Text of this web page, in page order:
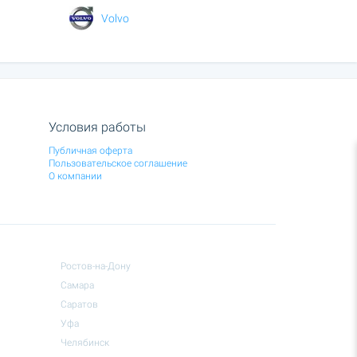
Volvo
Условия работы
Публичная оферта
Пользовательское соглашение
О компании
Ростов-на-Дону
Самара
Саратов
Уфа
Челябинск